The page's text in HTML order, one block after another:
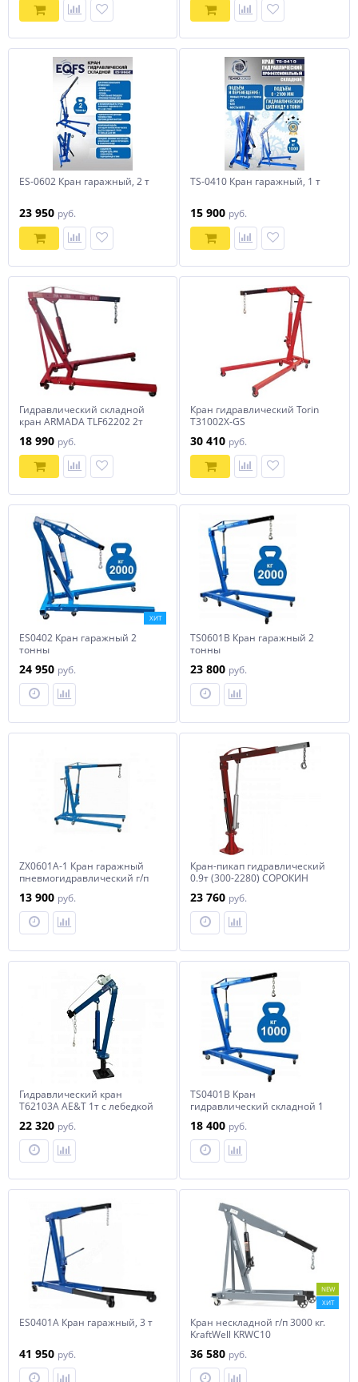
ES-0602 Кран гаражный, 2 т
23 950 руб.
TS-0410 Кран гаражный, 1 т
15 900 руб.
Гидравлический складной
кран ARMADA TLF62202 2т
18 990 руб.
Кран гидравлический Torin
T31002X-GS
30 410 руб.
ХИТ
ES0402 Кран гаражный 2
тонны
24 950 руб.
TS0601B Кран гаражный 2
тонны
23 800 руб.
ZX0601A-1 Кран гаражный
пневмогидравлический г/п
13 900 руб.
Кран-пикап гидравлический
0.9т (300-2280) СОРОКИН
23 760 руб.
Гидравлический кран
T62103A AE&T 1т с лебедкой
22 320 руб.
TS0401B Кран
гидравлический складной 1
18 400 руб.
ES0401A Кран гаражный, 3 т
41 950 руб.
NEW
ХИТ
Кран нескладной г/п 3000 кг.
KraftWell KRWC10
36 580 руб.